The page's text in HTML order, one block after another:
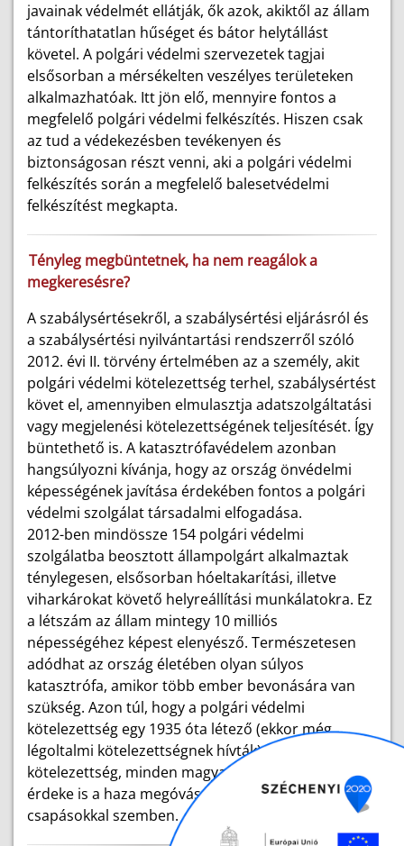
javainak védelmét ellátják, ők azok, akiktől az állam
tántoríthatatlan hűséget és bátor helytállást
követel. A polgári védelmi szervezetek tagjai
elsősorban a mérsékelten veszélyes területeken
alkalmazhatóak. Itt jön elő, mennyire fontos a
megfelelő polgári védelmi felkészítés. Hiszen csak
az tud a védekezésben tevékenyen és
biztonságosan részt venni, aki a polgári védelmi
felkészítés során a megfelelő balesetvédelmi
felkészítést megkapta.
Tényleg megbüntetnek, ha nem reagálok a
megkeresésre?
A szabálysértésekről, a szabálysértési eljárásról és
a szabálysértési nyilvántartási rendszerről szóló
2012. évi II. törvény értelmében az a személy, akit
polgári védelmi kötelezettség terhel, szabálysértést
követ el, amennyiben elmulasztja adatszolgáltatási
vagy megjelenési kötelezettségének teljesítését. Így
büntethető is. A katasztrófavédelem azonban
hangsúlyozni kívánja, hogy az ország önvédelmi
képességének javítása érdekében fontos a polgári
védelmi szolgálat társadalmi elfogadása.
2012-ben mindössze 154 polgári védelmi
szolgálatba beosztott állampolgárt alkalmaztak
ténylegesen, elsősorban hóeltakarítási, illetve
viharkárokat követő helyreállítási munkálatokra. Ez
a létszám az állam mintegy 10 milliós
népességéhez képest elenyésző. Természetesen
adódhat az ország életében olyan súlyos
katasztrófa, amikor több ember bevonására van
szükség. Azon túl, hogy a polgári védelmi
kötelezettség egy 1935 óta létező (ekkor még
légoltalmi kötelezettségnek hívták) állampolgári
kötelezettség, minden magyar ember jól felfogott
érdeke is a haza megóvása a természeti
csapásokkal szemben.